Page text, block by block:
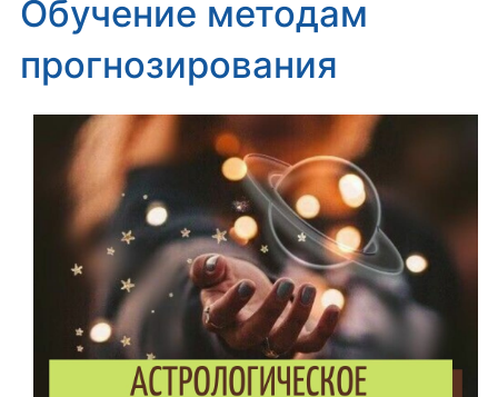
Обучение методам
прогнозирования